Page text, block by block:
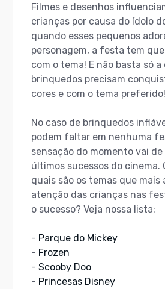
Filmes e desenhos
crianças por causa do ídolo
quando esses pequenos
personagem, a festa tem
com o tema! E não basta só
brinquedos precisam
cores e com o tema preferido!
No caso de brinquedos
podem faltar em nenhuma
sensação do momento vai
últimos sucessos do cinema.
quais são os temas que mais
atenção das crianças nas
o sucesso? Veja nossa lista:
- Parque do Mickey
- Frozen
- Scooby Doo
- Princesas Disney